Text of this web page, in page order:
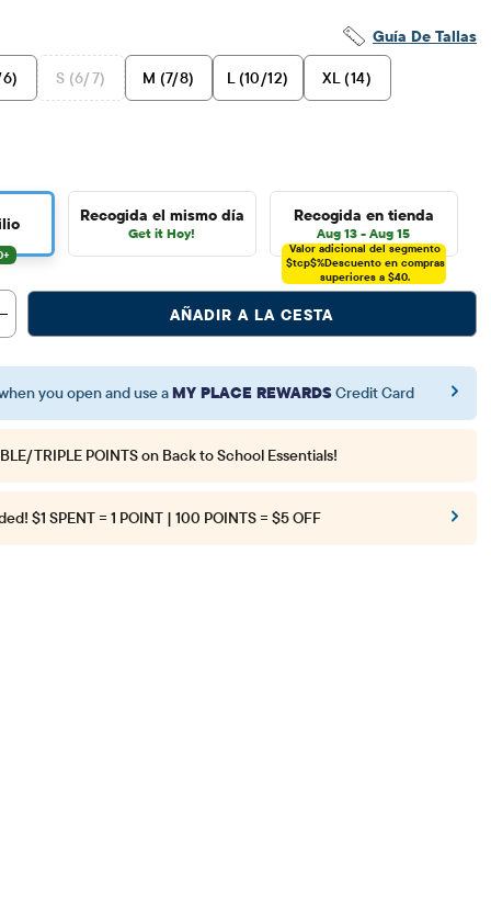
Guía De Tallas
S (6/7) M (7/8) L (10/12) XL (14)
Recogida el mismo día
Get it Hoy!
Recogida en tienda
Aug 13 - Aug 15
Valor adicional del segmento
$tcp$%Descuento en compras
superiores a $40.
AÑADIR A LA CESTA
you open and use aMY PLACE REWARDSCredit Card
TRIPLE POINTSon Back to School Essentials!
$1 SPENT = 1 POINT | 100 POINTS = $5 OFF